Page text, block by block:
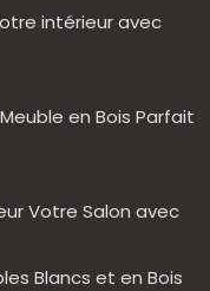
intérieur avec
en Bois Parfait
Votre Salon avec
Blancs et en Bois